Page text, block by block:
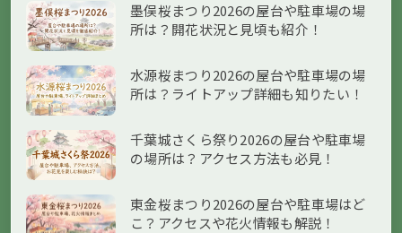
墨俣桜まつり2026の屋台や駐車場の場
所は？開花状況と見頃も紹介！
水源桜まつり2026の屋台や駐車場の場
所は？ライトアップ詳細も知りたい！
千葉城さくら祭り2026の屋台や駐車場
の場所は？アクセス方法も必見！
東金桜まつり2026の屋台や駐車場はど
こ？アクセスや花火情報も解説！